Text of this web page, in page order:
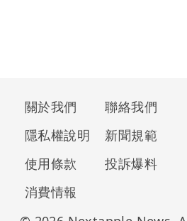
關於我們
聯絡我們
隱私權說明
新聞規範
使用條款
投訴爆料
消費情報